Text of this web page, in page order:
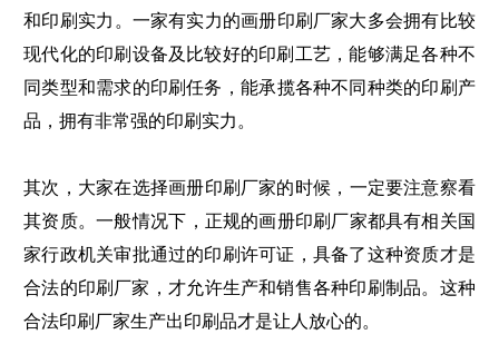
和印刷实力。一家有实力的画册印刷厂家大多会拥有比较
现代化的印刷设备及比较好的印刷工艺，能够满足各种不
同类型和需求的印刷任务，能承揽各种不同种类的印刷产
品，拥有非常强的印刷实力。
其次，大家在选择画册印刷厂家的时候，一定要注意察看
其资质。一般情况下，正规的画册印刷厂家都具有相关国
家行政机关审批通过的印刷许可证，具备了这种资质才是
合法的印刷厂家，才允许生产和销售各种印刷制品。这种
合法印刷厂家生产出印刷品才是让人放心的。